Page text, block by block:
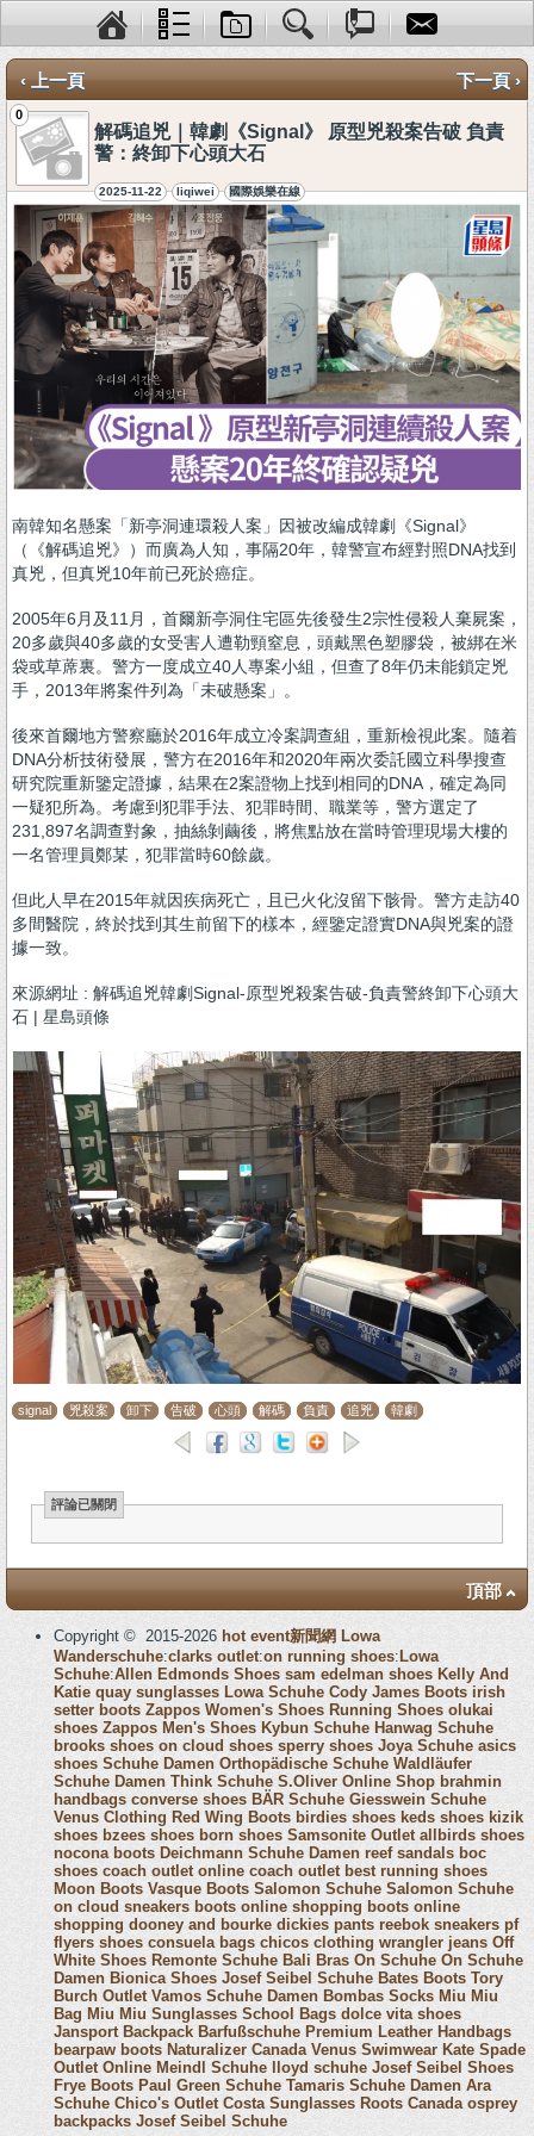
‹ 上一頁 下一頁 ›
0
解碼追兇｜韓劇《Signal》 原型兇殺案告破 負責
警：終卸下心頭大石
2025-11-22 liqiwei 國際娛樂在線
南韓知名懸案「新亭洞連環殺人案」因被改編成韓劇《Signal》
（《解碼追兇》）而廣為人知，事隔20年，韓警宣布經對照DNA找到
真兇，但真兇10年前已死於癌症。
2005年6月及11月，首爾新亭洞住宅區先後發生2宗性侵殺人棄屍案，
20多歲與40多歲的女受害人遭勒頸窒息，頭戴黑色塑膠袋，被綁在米
袋或草蓆裏。警方一度成立40人專案小組，但查了8年仍未能鎖定兇
手，2013年將案件列為「未破懸案」。
後來首爾地方警察廳於2016年成立冷案調查組，重新檢視此案。隨着
DNA分析技術發展，警方在2016年和2020年兩次委託國立科學搜查
研究院重新鑒定證據，結果在2案證物上找到相同的DNA，確定為同
一疑犯所為。考慮到犯罪手法、犯罪時間、職業等，警方選定了
231,897名調查對象，抽絲剝繭後，將焦點放在當時管理現場大樓的
一名管理員鄭某，犯罪當時60餘歲。
但此人早在2015年就因疾病死亡，且已火化沒留下骸骨。警方走訪40
多間醫院，終於找到其生前留下的樣本，經鑒定證實DNA與兇案的證
據一致。
來源網址 : 解碼追兇韓劇Signal-原型兇殺案告破-負責警終卸下心頭大
石 | 星島頭條
signal 兇殺案 卸下 告破 心頭 解碼 負責 追兇 韓劇
評論已關閉
頂部
Copyright © 2015-2026 hot event新聞網 Lowa
Wanderschuhe:clarks outlet:on running shoes: Lowa
Schuhe:Allen Edmonds Shoes sam edelman shoes Kelly And
Katie quay sunglasses Lowa Schuhe Cody James Boots irish
setter boots Zappos Women's Shoes Running Shoes olukai
shoes Zappos Men's Shoes Kybun Schuhe Hanwag Schuhe
brooks shoes on cloud shoes sperry shoes Joya Schuhe asics
shoes Schuhe Damen Orthopädische Schuhe Waldläufer
Schuhe Damen Think Schuhe S.Oliver Online Shop brahmin
handbags converse shoes BÄR Schuhe Giesswein Schuhe
Venus Clothing Red Wing Boots birdies shoes keds shoes kizik
shoes bzees shoes born shoes Samsonite Outlet allbirds shoes
nocona boots Deichmann Schuhe Damen reef sandals boc
shoes coach outlet online coach outlet best running shoes
Moon Boots Vasque Boots Salomon Schuhe Salomon Schuhe
on cloud sneakers boots online shopping boots online
shopping dooney and bourke dickies pants reebok sneakers pf
flyers shoes consuela bags chicos clothing wrangler jeans Off
White Shoes Remonte Schuhe Bali Bras On Schuhe On Schuhe
Damen Bionica Shoes Josef Seibel Schuhe Bates Boots Tory
Burch Outlet Vamos Schuhe Damen Bombas Socks Miu Miu
Bag Miu Miu Sunglasses School Bags dolce vita shoes
Jansport Backpack Barfußschuhe Premium Leather Handbags
bearpaw boots Naturalizer Canada Venus Swimwear Kate Spade
Outlet Online Meindl Schuhe lloyd schuhe Josef Seibel Shoes
Frye Boots Paul Green Schuhe Tamaris Schuhe Damen Ara
Schuhe Chico's Outlet Costa Sunglasses Roots Canada osprey
backpacks Josef Seibel Schuhe